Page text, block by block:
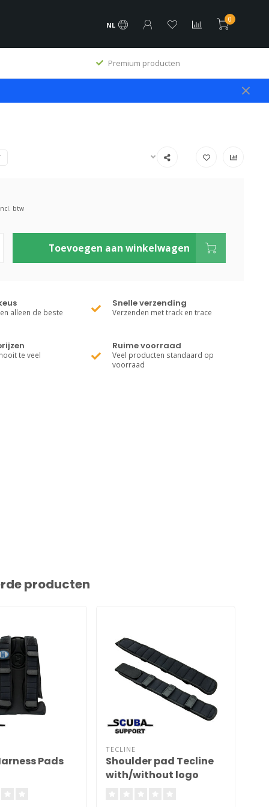
NL
0
Premium producten
btw
Toevoegen aan winkelwagen
alleen de beste
Snelle verzending
Verzenden met track en trace
te veel
Ruime voorraad
Veel producten standaard op
voorraad
producten
Pads
TECLINE
Shoulder pad Tecline
with/without logo